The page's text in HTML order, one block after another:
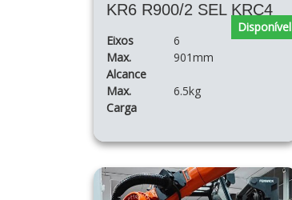
KR6 R900/2 SEL KRC4
Eixos
6
Max.
Alcance
901mm
Max.
Carga
6.5kg
Disponível